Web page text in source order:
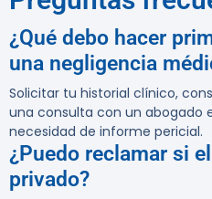
¿Qué debo hacer
una negligencia
Solicitar tu historial clínico,
una consulta con un abogado
necesidad de informe pericial.
¿Puedo reclamar si
privado?